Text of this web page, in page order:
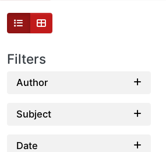
Filters
Author
Subject
Date